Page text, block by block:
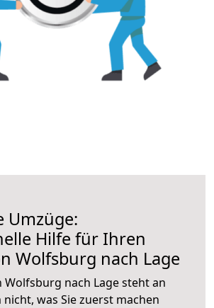
Umzüge:
Hilfe für Ihren
Wolfsburg nach Lage
nach Lage steht an
nicht, was Sie zuerst machen